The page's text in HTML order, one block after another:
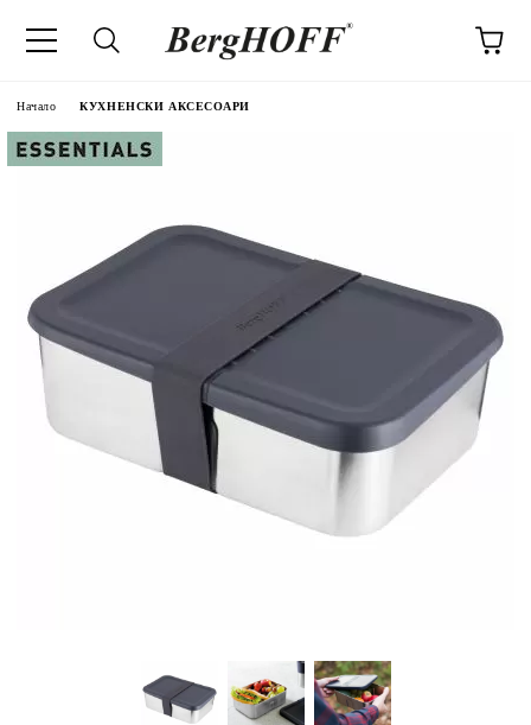
Начало КУХНЕНСКИ АКСЕСОАРИ